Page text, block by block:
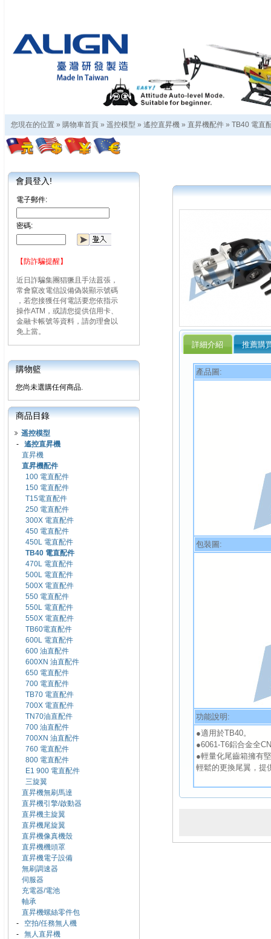
您現在的位置 » 購物車首頁 » 遥控模型 » 遙控直昇機 » 直昇機配件 » TB40 電直
會員登入!
電子郵件:
密碼:
【防詐騙提醒】
近日詐騙集團猖獗且手法囂張，
常會竄改電信設備偽裝顯示號碼
，若您接獲任何電話要您依指示
操作ATM，或請您提供信用卡、
金融卡帳號等資料，請勿理會以
免上當。
購物籃
您尚未選購任何商品.
商品目錄
遥控模型
- 遙控直昇機
直昇機
直昇機配件
100 電直配件
150 電直配件
T15電直配件
250 電直配件
300X 電直配件
450 電直配件
450L 電直配件
TB40 電直配件
470L 電直配件
500L 電直配件
500X 電直配件
550 電直配件
550L 電直配件
550X 電直配件
TB60電直配件
600L 電直配件
600 油直配件
600XN 油直配件
650 電直配件
700 電直配件
TB70 電直配件
700X 電直配件
TN70油直配件
700 油直配件
700XN 油直配件
760 電直配件
800 電直配件
E1 900 電直配件
三旋翼
直昇機無刷馬達
直昇機引擎/啟動器
直昇機主旋翼
直昇機尾旋翼
直昇機像真機殼
直昇機機頭罩
直昇機電子設備
無刷調速器
伺服器
充電器/電池
軸承
直昇機螺絲零件包
- 空拍/任務無人機
- 無人直昇機
詳細介紹 推薦購
產品圖:
包裝圖:
功能說明:
●適用於TB40。
●6061-T6鋁合金全
●輕量化尾齒箱擁有
輕鬆的更換尾翼，提